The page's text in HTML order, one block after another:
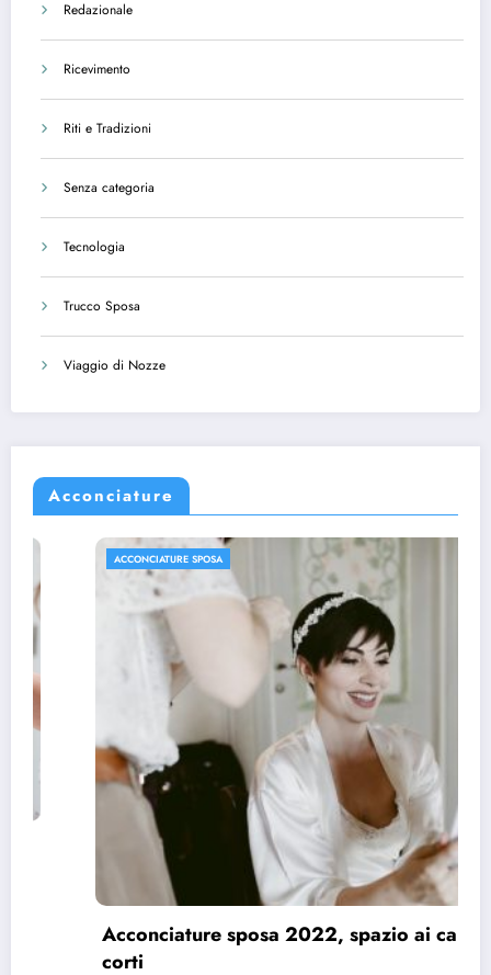
Redazionale
Ricevimento
Riti e Tradizioni
Senza categoria
Tecnologia
Trucco Sposa
Viaggio di Nozze
Acconciature
ACCONCIATURE SPOSA
Acconciature sposa 2022, spazio ai capelli